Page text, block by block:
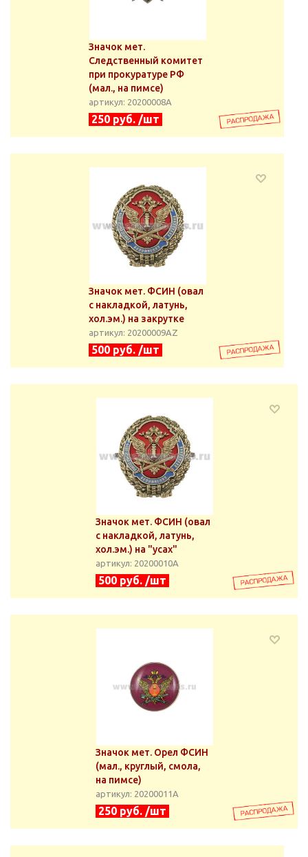
Значок мет.
Следственный комитет
при прокуратуре РФ
(мал., на пимсе)
артикул: 20200008А
250 руб. /шт
Значок мет. ФСИН (овал
с накладкой, латунь,
хол.эм.) на закрутке
артикул: 20200009АZ
500 руб. /шт
Значок мет. ФСИН (овал
с накладкой, латунь,
хол.эм.) на "усах"
артикул: 20200010А
500 руб. /шт
Значок мет. Орел ФСИН
(мал., круглый, смола,
на пимсе)
артикул: 20200011А
250 руб. /шт